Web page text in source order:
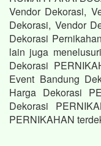
Vendor Dekorasi,
Dekorasi, Vendor
Dekorasi
lain juga
Dekorasi
Event Bandung
Harga Dekorasi
Dekorasi
PERNIKAHAN